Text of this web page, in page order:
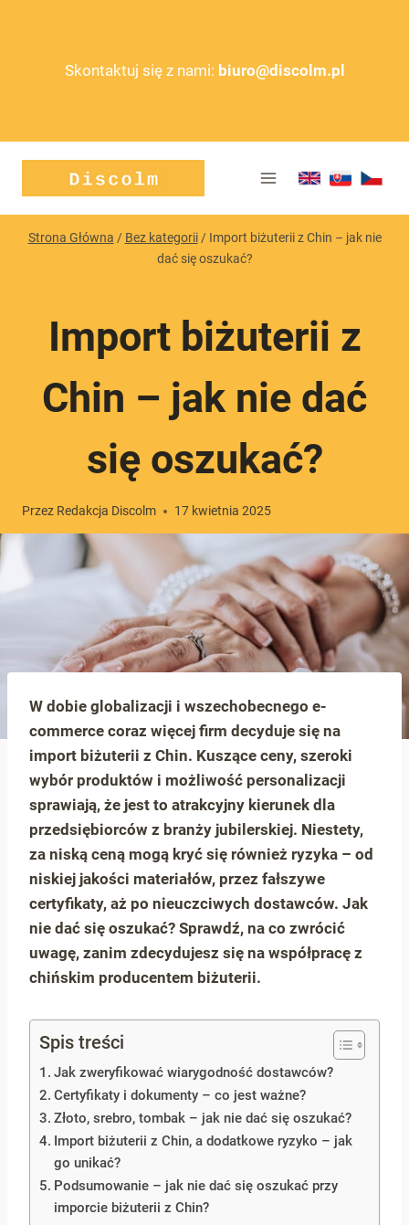
Skontaktuj się z nami: biuro@discolm.pl
Strona Główna / Bez kategorii / Import biżuterii z Chin – jak nie
dać się oszukać?
Import biżuterii z
Chin – jak nie dać
się oszukać?
Przez Redakcja Discolm 17 kwietnia 2025
W dobie globalizacji i wszechobecnego e-
commerce coraz więcej firm decyduje się na
import biżuterii z Chin. Kuszące ceny, szeroki
wybór produktów i możliwość personalizacji
sprawiają, że jest to atrakcyjny kierunek dla
przedsiębiorców z branży jubilerskiej. Niestety,
za niską ceną mogą kryć się również ryzyka – od
niskiej jakości materiałów, przez fałszywe
certyfikaty, aż po nieuczciwych dostawców. Jak
nie dać się oszukać? Sprawdź, na co zwrócić
uwagę, zanim zdecydujesz się na współpracę z
chińskim producentem biżuterii.
Spis treści
Jak zweryfikować wiarygodność dostawców?
Certyfikaty i dokumenty – co jest ważne?
Złoto, srebro, tombak – jak nie dać się oszukać?
Import biżuterii z Chin, a dodatkowe ryzyko – jak
go unikać?
Podsumowanie – jak nie dać się oszukać przy
imporcie biżuterii z Chin?